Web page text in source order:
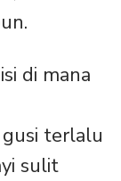
di mana
terlalu
sulit